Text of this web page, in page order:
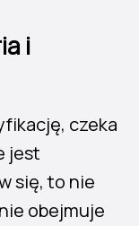
i
czeka
jest
się, to nie
obejmuje